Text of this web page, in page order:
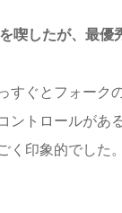
したが、最優
ぐとフォーク
トロールがあ
印象的でした